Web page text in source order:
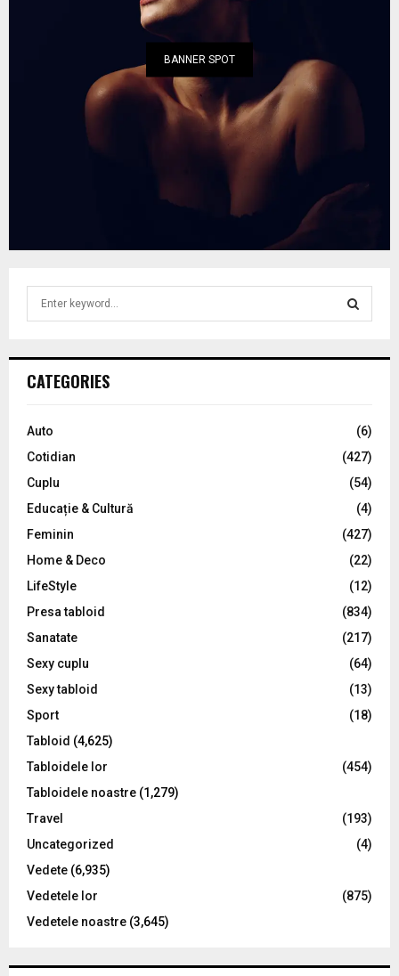
BANNER SPOT
h
o
:
C
CATEGORIES
Auto
(6)
Cotidian
(427)
Cuplu
(54)
Educație & Cultură
(4)
Feminin
(427)
Home & Deco
(22)
LifeStyle
(12)
Presa tabloid
(834)
Sanatate
(217)
Sexy cuplu
(64)
Sexy tabloid
(13)
Sport
(18)
Tabloid (4,625)
Tabloidele lor
(454)
Tabloidele noastre (1,279)
Travel
(193)
Uncategorized
(4)
Vedete (6,935)
Vedetele lor
(875)
Vedetele noastre (3,645)